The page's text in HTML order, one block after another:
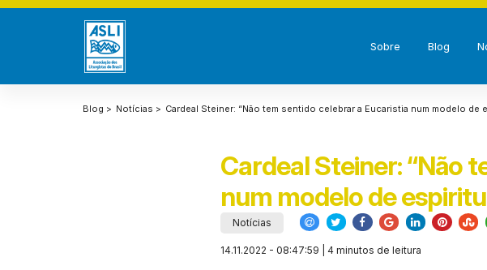
Sobre Blog
Blog > Notícias > Cardeal Steiner: “Não tem sentido celebrar a Eucaristia num modelo de
Cardeal Steiner: “Não
num modelo de
Notícias
14.11.2022 - 08:47:59 | 4 minutos de leitura